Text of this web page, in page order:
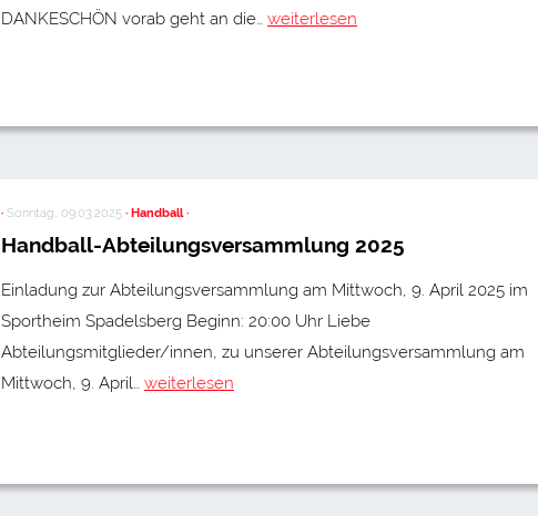
DANKESCHÖN vorab geht an die… weiterlesen
·Sonntag, 09.03.2025 · Handball ·
Handball-Abteilungsversammlung 2025
Einladung zur Abteilungsversammlung am Mittwoch, 9. April 2025 im
Sportheim Spadelsberg Beginn: 20:00 Uhr Liebe
Abteilungsmitglieder/innen, zu unserer Abteilungsversammlung am
Mittwoch, 9. April… weiterlesen